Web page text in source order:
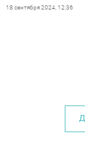
18 сентября 2024, 12:36